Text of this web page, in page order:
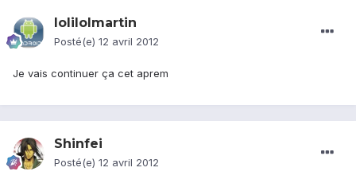
lolilolmartin
Posté(e) 12 avril 2012
Je vais continuer ça cet aprem
Shinfei
Posté(e) 12 avril 2012